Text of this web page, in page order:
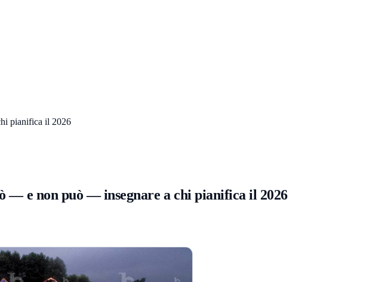
pianifica il 2026
— e non può — insegnare a chi pianifica il 2026